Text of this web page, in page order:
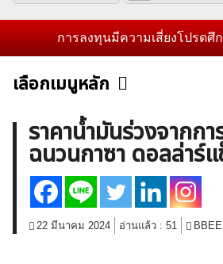
VPS Register
ค้นหา
สำหรับ:
การลงทุนมีความเสี่ยงโปรดศึก
เลือกเมนูหลัก
ข่าวฟอเร็กซ์และสกุลเงิน คริปโตเคอร์เร
บทวิเคราะห์
เศรษฐกิจทั่วไป ดัชนี-หุ้น
สินค้าโภคภัณฑ์
โบรกเกอร์ FX
โปรโ
กองทุน Forex
ฟรี EA
ราคาน้ำมันร่วงจากก
ฉนวนกาซา ดอลล่าร์
22 มีนาคม 2024 อ่านแล้ว : 51